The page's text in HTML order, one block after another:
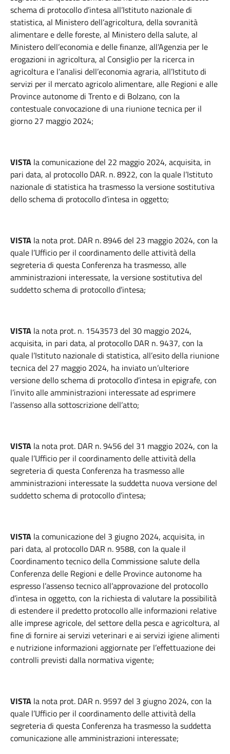
schema di protocollo d’intesa all’Istituto nazionale di
statistica, al Ministero dell’agricoltura, della sovranità
alimentare e delle foreste, al Ministero della salute, al
Ministero dell’economia e delle finanze, all’Agenzia per le
erogazioni in agricoltura, al Consiglio per la ricerca in
agricoltura e l’analisi dell’economia agraria, all’Istituto di
servizi per il mercato agricolo alimentare, alle Regioni e alle
Province autonome di Trento e di Bolzano, con la
contestuale convocazione di una riunione tecnica per il
giorno 27 maggio 2024;
VISTA la comunicazione del 22 maggio 2024, acquisita, in
pari data, al protocollo DAR. n. 8922, con la quale l’Istituto
nazionale di statistica ha trasmesso la versione sostitutiva
dello schema di protocollo d’intesa in oggetto;
VISTA la nota prot. DAR n. 8946 del 23 maggio 2024, con la
quale l’Ufficio per il coordinamento delle attività della
segreteria di questa Conferenza ha trasmesso, alle
amministrazioni interessate, la versione sostitutiva del
suddetto schema di protocollo d’intesa;
VISTA la nota prot. n. 1543573 del 30 maggio 2024,
acquisita, in pari data, al protocollo DAR n. 9437, con la
quale l’Istituto nazionale di statistica, all’esito della riunione
tecnica del 27 maggio 2024, ha inviato un’ulteriore
versione dello schema di protocollo d’intesa in epigrafe, con
l’invito alle amministrazioni interessate ad esprimere
l’assenso alla sottoscrizione dell’atto;
VISTA la nota prot. DAR n. 9456 del 31 maggio 2024, con la
quale l’Ufficio per il coordinamento delle attività della
segreteria di questa Conferenza ha trasmesso alle
amministrazioni interessate la suddetta nuova versione del
suddetto schema di protocollo d’intesa;
VISTA la comunicazione del 3 giugno 2024, acquisita, in
pari data, al protocollo DAR n. 9588, con la quale il
Coordinamento tecnico della Commissione salute della
Conferenza delle Regioni e delle Province autonome ha
espresso l’assenso tecnico all’approvazione del protocollo
d’intesa in oggetto, con la richiesta di valutare la possibilità
di estendere il predetto protocollo alle informazioni relative
alle imprese agricole, del settore della pesca e agricoltura, al
fine di fornire ai servizi veterinari e ai servizi igiene alimenti
e nutrizione informazioni aggiornate per l’effettuazione dei
controlli previsti dalla normativa vigente;
VISTA la nota prot. DAR n. 9597 del 3 giugno 2024, con la
quale l’Ufficio per il coordinamento delle attività della
segreteria di questa Conferenza ha trasmesso la suddetta
comunicazione alle amministrazioni interessate;